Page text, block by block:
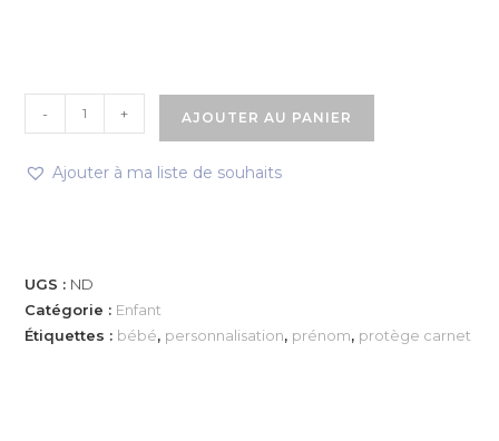
- + AJOUTER AU PANIER
Ajouter à ma liste de souhaits
UGS : ND
Catégorie : Enfant
Étiquettes : bébé, personnalisation, prénom, protège carnet